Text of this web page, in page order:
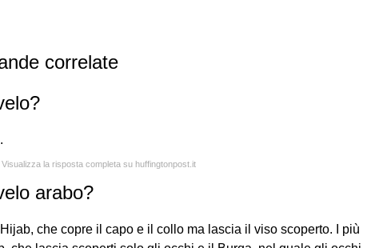
correlate
Visualizza la risposta completa su huffingtonpost.it
arabo?
che copre il capo e il collo ma lascia il viso scoperto. I più